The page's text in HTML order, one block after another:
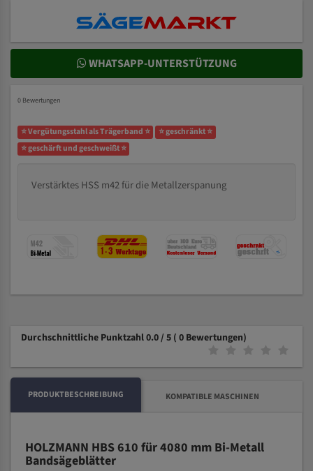
WHATSAPP-UNTERSTÜTZUNG
0 Bewertungen
⭐ Vergütungsstahl als Trägerband ⭐
⭐ geschränkt ⭐
⭐ geschärft und geschweißt ⭐
Verstärktes HSS m42 für die Metallzerspanung
Durchschnittliche Punktzahl 0.0 / 5 ( 0 Bewertungen)
PRODUKTBESCHREIBUNG KOMPATIBLE MASCHINEN
HOLZMANN HBS 610 für 4080 mm Bi-Metall
Bandsägeblätter